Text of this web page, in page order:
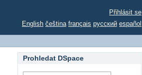
Přihlásit se
English čeština français русский español
Prohledat DSpace